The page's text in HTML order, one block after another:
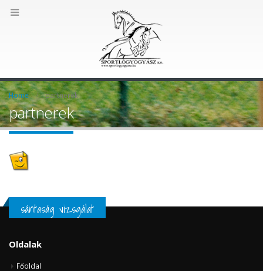
Home partnerek
partnerek
sántaság vizsgálat
Oldalak
Főoldal